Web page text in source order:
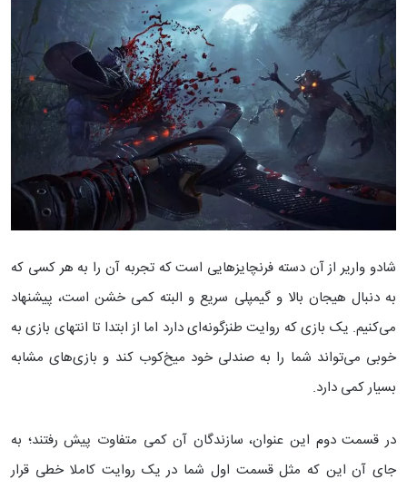
شادو واریر از آن دسته فرنچایزهایی است که تجربه آن را به هر کسی که
به دنبال هیجان بالا و گیمپلی سریع و البته کمی خشن است، پیشنهاد
می‌کنیم. یک بازی که روایت طنزگونه‌ای دارد اما از ابتدا تا انتهای بازی به
خوبی می‌تواند شما را به صندلی خود میخ‌کوب کند و بازی‌های مشابه
بسیار کمی دارد.
در قسمت دوم این عنوان، سازندگان آن کمی متفاوت پیش رفتند؛ به
جای آن این که مثل قسمت اول شما در یک روایت کاملا خطی قرار